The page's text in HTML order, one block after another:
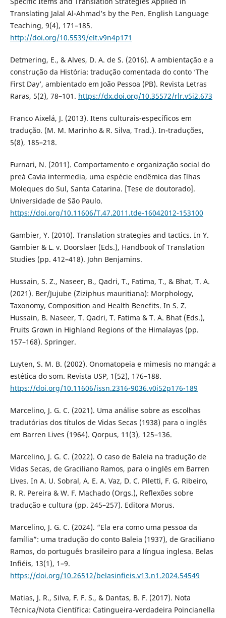
Translating Jalal Al-Ahmad’s by the Pen. English Language
Teaching, 9(4), 171–185.
http://doi.org/10.5539/elt.v9n4p171
Detmering, E., & Alves, D. A. de S. (2016). A ambientação e a
construção da História: tradução comentada do conto ‘The
First Day’, ambientado em João Pessoa (PB). Revista Letras
Raras, 5(2), 78–101. https://dx.doi.org/10.35572/rlr.v5i2.673
Franco Aixelá, J. (2013). Itens culturais-específicos em
tradução. (M. M. Marinho & R. Silva, Trad.). In-traduções,
5(8), 185–218.
Furnari, N. (2011). Comportamento e organização social do
preá Cavia intermedia, uma espécie endêmica das Ilhas
Moleques do Sul, Santa Catarina. [Tese de doutorado].
Universidade de São Paulo.
https://doi.org/10.11606/T.47.2011.tde-16042012-153100
Gambier, Y. (2010). Translation strategies and tactics. In Y.
Gambier & L. v. Doorslaer (Eds.), Handbook of Translation
Studies (pp. 412–418). John Benjamins.
Hussain, S. Z., Naseer, B., Qadri, T., Fatima, T., & Bhat, T. A.
(2021). Ber/Jujube (Ziziphus mauritiana): Morphology,
Taxonomy, Composition and Health Benefits. In S. Z.
Hussain, B. Naseer, T. Qadri, T. Fatima & T. A. Bhat (Eds.),
Fruits Grown in Highland Regions of the Himalayas (pp.
157–168). Springer.
Luyten, S. M. B. (2002). Onomatopeia e mimesis no mangá: a
estética do som. Revista USP, 1(52), 176–188.
https://doi.org/10.11606/issn.2316-9036.v0i52p176-189
Marcelino, J. G. C. (2021). Uma análise sobre as escolhas
tradutórias dos títulos de Vidas Secas (1938) para o inglês
em Barren Lives (1964). Qorpus, 11(3), 125–136.
Marcelino, J. G. C. (2022). O caso de Baleia na tradução de
Vidas Secas, de Graciliano Ramos, para o inglês em Barren
Lives. In A. U. Sobral, A. E. A. Vaz, D. C. Piletti, F. G. Ribeiro,
R. R. Pereira & W. F. Machado (Orgs.), Reflexões sobre
tradução e cultura (pp. 245–257). Editora Morus.
Marcelino, J. G. C. (2024). “Ela era como uma pessoa da
família”: uma tradução do conto Baleia (1937), de Graciliano
Ramos, do português brasileiro para a língua inglesa. Belas
Infiéis, 13(1), 1–9.
https://doi.org/10.26512/belasinfieis.v13.n1.2024.54549
Matias, J. R., Silva, F. F. S., & Dantas, B. F. (2017). Nota
Técnica/Nota Científica: Catingueira-verdadeira Poincianella